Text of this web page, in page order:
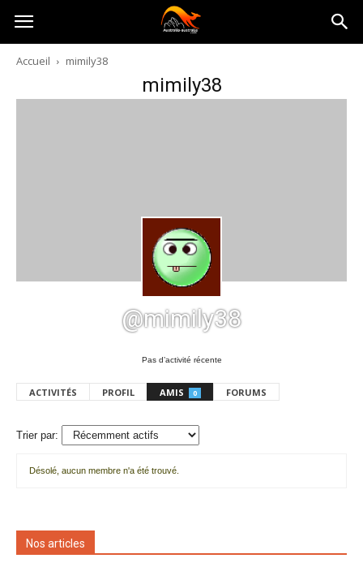
Australia-
australie.com
Accueil mimily38
mimily38
@mimily38
Pas d’activité récente
ACTIVITÉS PROFIL AMIS 0 FORUMS
Trier par:
amis
Désolé, aucun membre n'a été trouvé.
Nos articles